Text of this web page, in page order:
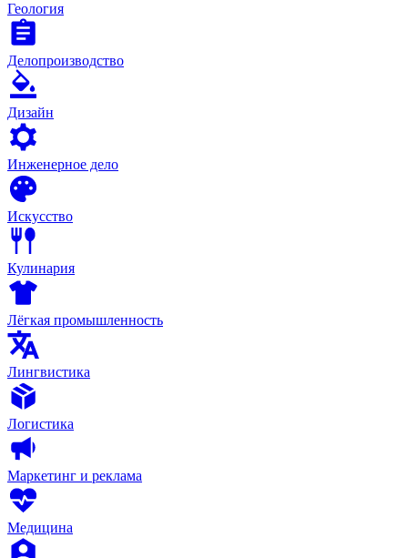
Геология
Делопроизводство
Дизайн
Инженерное дело
Искусство
Кулинария
Лёгкая промышленность
Лингвистика
Логистика
Маркетинг и реклама
Медицина